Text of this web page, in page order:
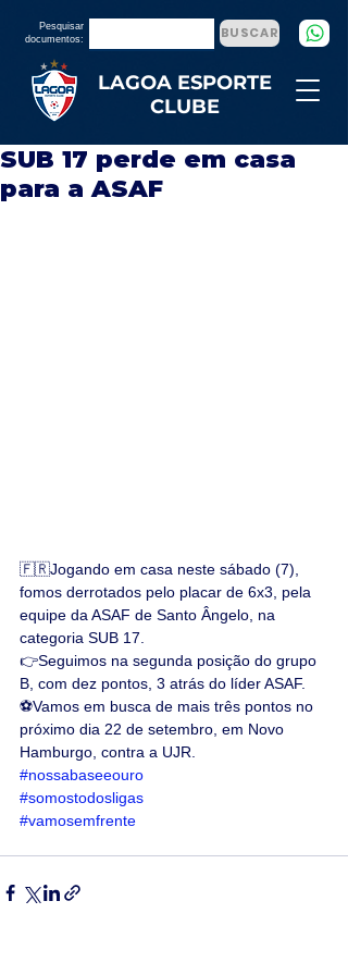
LAGOA ESPORTE
CLUBE
Pesquisar
documentos:
BUSCAR
SUB 17 perde em casa
para a ASAF
🇫🇷Jogando em casa neste sábado (7),
fomos derrotados pelo placar de 6x3, pela
equipe da ASAF de Santo Ângelo, na
categoria SUB 17.
👉Seguimos na segunda posição do grupo
B, com dez pontos, 3 atrás do líder ASAF.
⚽Vamos em busca de mais três pontos no
próximo dia 22 de setembro, em Novo
Hamburgo, contra a UJR.
#nossabaseeouro
#somostodosligas
#vamosemfrente